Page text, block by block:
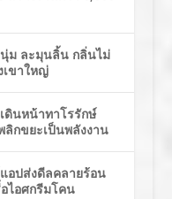
ม ละมุนลิ้น กลิ่นไม่
เขาใหญ่
นหน้าทาโรรักษ์
ลิกขยะเป็นพลังงาน
อปส่งดีลคลายร้อน
ไอศกรีมโคน